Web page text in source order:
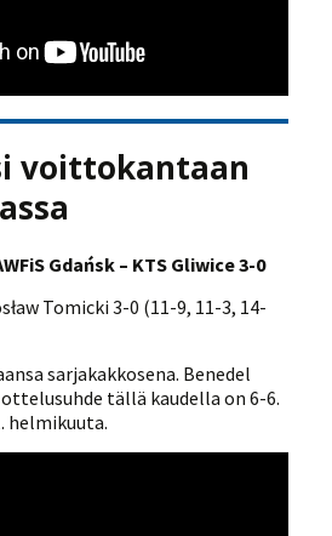
voittokantaan
Gdańsk – KTS Gliwice 3-0
Tomicki 3-0 (11-9, 11-3, 14-
sarjakakkosena. Benedel
tällä kaudella on 6-6.
helmikuuta.